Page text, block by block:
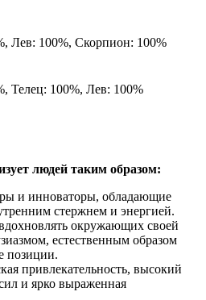
Лев: 100%, Скорпион: 100%
Телец: 100%, Лев: 100%
людей таким образом:
и инноваторы, обладающие
стержнем и энергией.
окружающих своей
естественным образом
позиции.
привлекательность, высокий
и ярко выраженная